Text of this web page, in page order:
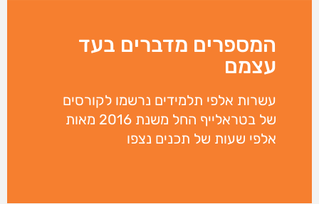
המספרים מדברים בעד
עצמם
עשרות אלפי תלמידים נרשמו לקורסים
של בטראלייף החל משנת 2016 מאות
אלפי שעות של תכנים נצפו